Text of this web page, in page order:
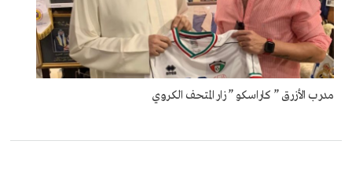
مدرب الأزرق ” كاراسكو ” زار المتحف الكروي